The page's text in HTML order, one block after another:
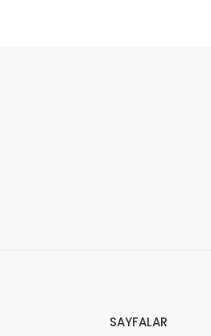
SAYFALAR